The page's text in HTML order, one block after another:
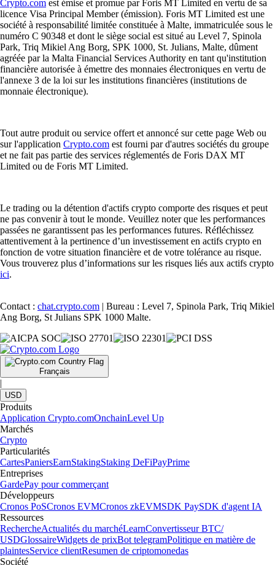
Crypto.com est émise et promue par Foris MT Limited en vertu de sa
licence Visa Principal Member (émission). Foris MT Limited est une
société à responsabilité limitée constituée à Malte, immatriculée sous le
numéro C 90348 et dont le siège social est situé au Level 7, Spinola
Park, Triq Mikiel Ang Borg, SPK 1000, St. Julians, Malte, dûment
agréée par la Malta Financial Services Authority en tant qu'institution
financière autorisée à émettre des monnaies électroniques en vertu de
l'annexe 3 de la loi sur les institutions financières (institutions de
monnaie électronique).
Tout autre produit ou service offert et annoncé sur cette page Web ou
sur l'application Crypto.com est fourni par d'autres sociétés du groupe
et ne fait pas partie des services réglementés de Foris DAX MT
Limited ou de Foris MT Limited.
Le trading ou la détention d'actifs crypto comporte des risques et peut
ne pas convenir à tout le monde. Veuillez noter que les performances
passées ne garantissent pas les performances futures. Réfléchissez
attentivement à la pertinence d’un investissement en actifs crypto en
fonction de votre situation financière et de votre tolérance au risque.
Vous trouverez plus d’informations sur les risques liés aux actifs crypto
ici.
Contact : chat.crypto.com | Bureau : Level 7, Spinola Park, Triq Mikiel
Ang Borg, St Julians SPK 1000 Malte.
Français
|
USD
Produits
Application Crypto.comOnchainLevel Up
Marchés
Crypto
Particularités
CartesPaniersEarnStakingStaking DeFiPayPrime
Entreprises
GardePay pour commerçant
Développeurs
Cronos PoSCronos EVMCronos zkEVMSDK PaySDK d'agent IA
Ressources
RechercheActualités du marchéLearnConvertisseur BTC/
USDGlossaireWidgets de prixBot telegramPolitique en matière de
plaintesService clientResumen de criptomonedas
Société